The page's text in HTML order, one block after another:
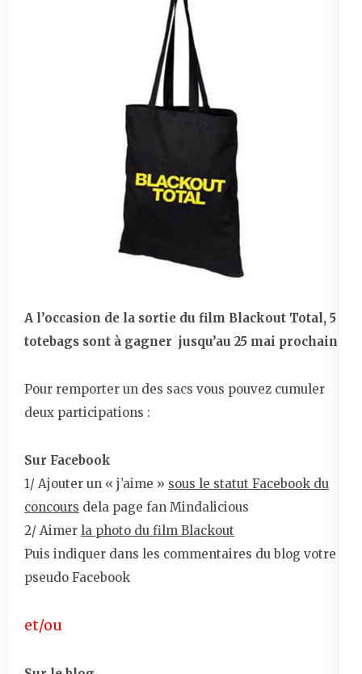
A l’occasion de la sortie du film Blackout Total, 5
totebags sont à gagner jusqu’au 25 mai prochain
Pour remporter un des sacs vous pouvez cumuler
deux participations :
Sur Facebook
1/ Ajouter un « j’aime » sous le statut Facebook du
concours dela page fan Mindalicious
2/ Aimer la photo du film Blackout
Puis indiquer dans les commentaires du blog votre
pseudo Facebook
et/ou